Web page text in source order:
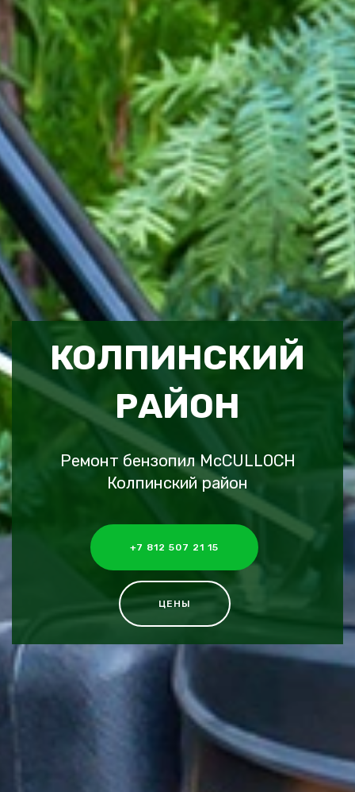
КОЛПИНСКИЙ
РАЙОН
Ремонт бензопил McCULLOCH
Колпинский район
+7 812 507 21 15
ЦЕНЫ